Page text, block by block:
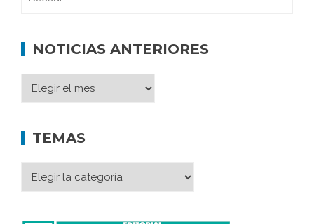
NOTICIAS ANTERIORES
TEMAS